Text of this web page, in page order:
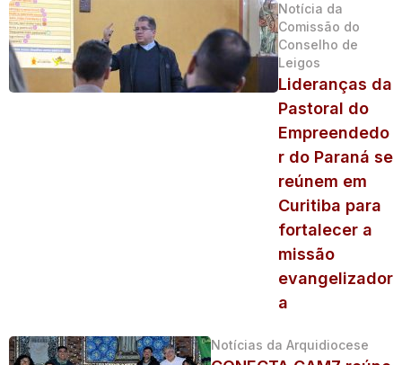
Notícia da
Comissão do
Conselho de
Leigos
Lideranças da
Pastoral do
Empreendedo
r do Paraná se
reúnem em
Curitiba para
fortalecer a
missão
evangelizador
a
Notícias da Arquidiocese